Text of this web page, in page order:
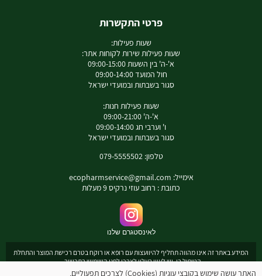
פרטי התקשרות
שעות פעילות:
שעות פעילות שירות לקוחות אתר:
א'-ה' בין השעות 09:00-15:00
חול המועד 09:00-14:00
סגור בשבתות ובמועדי ישראל
שעות פעילות חנות:
א'-ה' 09:00-21:00
ו' וערבי חג 09:00-14:00
סגור בשבתות ובמועדי ישראל
טלפון: 079-5555502
אימייל: ecopharmservice@gmail.com
כתובת : רחוב עוזי נרקיס 9 מעלות
לאינסטגרם שלנו
המידע באתר זה אינו מהווה תחליף להיוועצות עם רופא או רוקח בטרם רכישת המוצר והתחלת
הטיפול בו. יש לעיין בעלון לצרכן לפני השימוש בתכשיר .
מומלץ להיוועץ עם רוקח בכל הנוגע למטרות ואופן השימוש , תופעות לוואי ואינטראקציה עם
האתר עושה שימוש בקובצי עוגיות (Cookies) לצרכים תפעוליים,